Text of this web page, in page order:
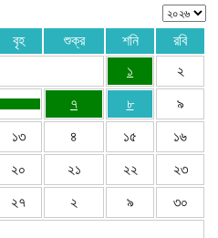
বৃহ শুক্র শনি
রবি
১
২
৭ ৮ ৯
১৩ ৪ ১৫ ১৬
২০ ২১ ২২ ২৩
২৭ ২ ৯ ৩০